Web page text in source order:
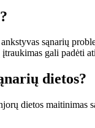
sąnarių
gali padėti
dietos?
dietos